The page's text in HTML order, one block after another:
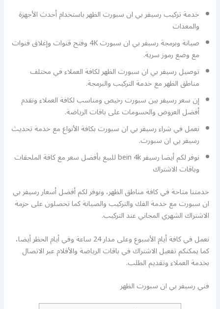
خدمة تركيب رسيفر بي ان سبورت الظهر باستخدام أحدث الأجهزة
والمعدات
صيانة وبرمجة رسيفر بي ان سبورت 4K وفتح قنوات وإغلاق قنوات
مع وضع رموز سرية.
توصيل رسيفر بي ان سبورت الظهر لكافة العملاء في مختلف
مناطق الظهر مع خدمة التركيب والبرمجة.
إن سعر رسيفر بين سبورت رخيص ومناسب لكافة العملاء ونقدم
أفضل العروض والحسومات على باقات الرياضة.
نعمل في شراء رسيفر بي ان سبورت بكافة الأنواع مع خدمة تحديث
رسيفر بي ان سبورت.
نوفر لكم أيضا رسيفر bein 4k للبيع بأفضل سعر مع كافة الملحقات
وباقات الاشتراك
خدمتنا متاحة في كافة مناطق الظهر، ونوفر لكم أفضل أسعار رسيفر بي
ان سبورت مع خدمة الفك والتركيب والصيانة كما تحصلون على حزمة
الاشتراك الشهري المجاني عند التركيب.
نعمل في كافة أيام الأسبوع وعلى مدار 24 ساعة وفي أيام الحظر أيضا،
كما يمكنكم تفعيل الاشتراك في باقات الرياضة والأفلام عبر الاتصال
بخدمة العملاء وتقديم الطلب.
فني رسيفر بي ان سبورت الظهر